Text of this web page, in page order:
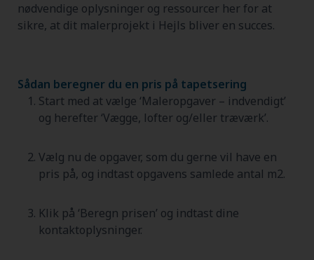
nødvendige oplysninger og ressourcer her for at
sikre, at dit malerprojekt i Hejls bliver en succes.
Sådan beregner du en pris på tapetsering
Start med at vælge ‘Maleropgaver – indvendigt’
og herefter ‘Vægge, lofter og/eller træværk’.
Vælg nu de opgaver, som du gerne vil have en
pris på, og indtast opgavens samlede antal m2.
Klik på ‘Beregn prisen’ og indtast dine
kontaktoplysninger.